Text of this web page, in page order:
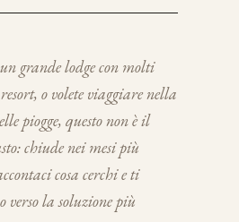
un grande lodge con molti
o volete viaggiare nella
piogge, questo non è il
chiude nei mesi più
cosa cerchi e ti
verso la soluzione più